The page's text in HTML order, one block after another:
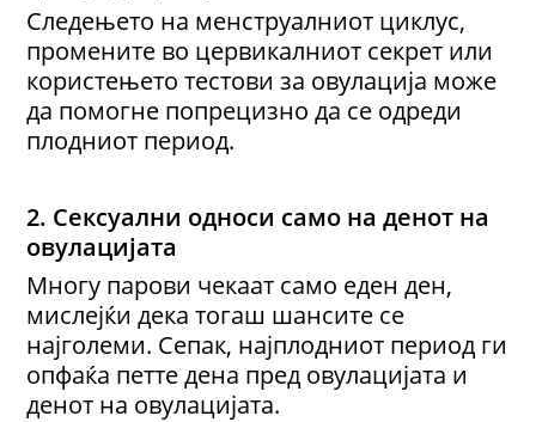
Следењето на менструалниот циклус,
промените во цервикалниот секрет или
користењето тестови за овулација може
да помогне попрецизно да се одреди
плодниот период.
2. Сексуални односи само на денот на
овулацијата
Многу парови чекаат само еден ден,
мислејќи дека тогаш шансите се
најголеми. Сепак, најплодниот период ги
опфаќа петте дена пред овулацијата и
денот на овулацијата.